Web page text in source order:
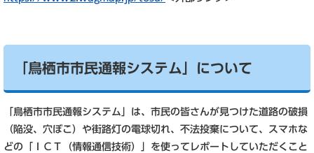
「鳥栖市市民通報システム」について
「鳥栖市市民通報システム」は、市民の皆さんが見つけた道路の破損
（陥没、穴ぼこ）や街路灯の電球切れ、不法投棄について、スマホな
どの「ＩＣＴ（情報通信技術）」を使ってレポートしていただくこと